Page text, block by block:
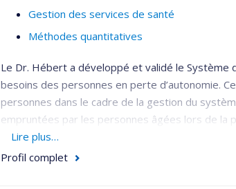
Gestion des services de santé
Méthodes quantitatives
Le Dr. Hébert a développé et validé le Système
besoins des personnes en perte d’autonomie.
personnes dans le cadre de la gestion du
empruntées par les personnes âgées lors de la
d’autonomie et des services qu’elle met en œuvre.
Il a dirigé le groupe PRISMA (Programme de
Lire plus…
Profil complet